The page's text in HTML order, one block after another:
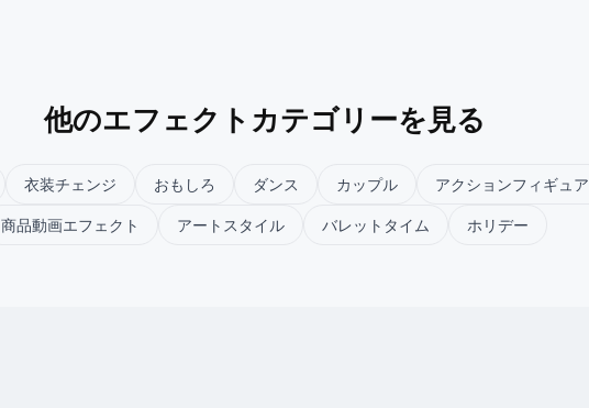
他のエフェクトカテゴリーを見る
衣装チェンジ おもしろ ダンス カップル アクションフィギュア
商品動画エフェクト アートスタイル バレットタイム ホリデー